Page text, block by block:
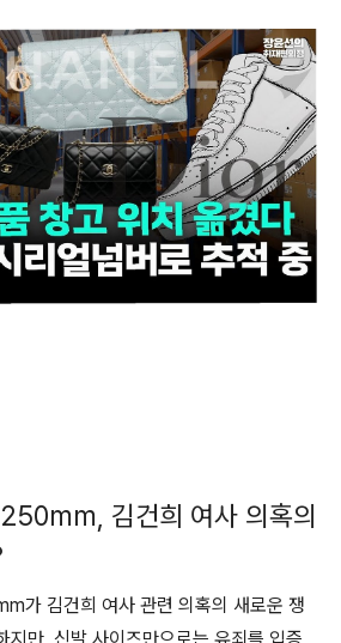
김건희 여사 의혹의
가 김건희 여사 관련 의혹의 새로운 쟁